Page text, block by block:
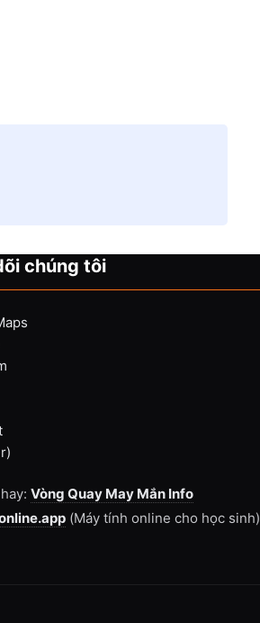
chúng tôi
Vòng Quay May Mắn Info
(Máy tính online cho học sinh)